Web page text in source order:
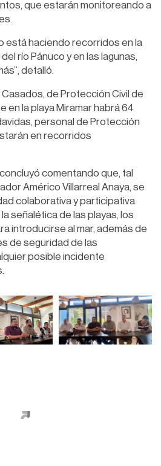
que estarán monitoreando a
está haciendo recorridos en la
río Pánuco y en las lagunas,
detalló.
de Protección Civil de
en la playa Miramar habrá 64
personal de Protección
en recorridos
comentando que, tal
Américo Villarreal Anaya, se
colaborativa y participativa.
señalética de las playas, los
introducirse al mar, además de
de seguridad de las
posible incidente